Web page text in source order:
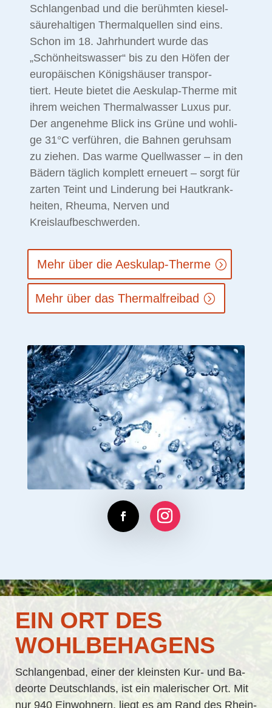
Schlan­gen­bad und die be­rühm­ten kie­sel­
säu­re­hal­ti­gen Ther­mal­quel­len sind eins.
Schon im 18. Jahr­hun­dert wur­de das
„Schön­heits­was­ser“ bis zu den Hö­fen der
eu­ro­päi­schen Kö­nigs­häu­ser trans­por­
tiert. Heu­te bie­tet die Aes­ku­lap-Ther­me mit
ih­rem wei­chen Ther­mal­was­ser Lu­xus pur.
Der an­ge­neh­me Blick ins Grü­ne und woh­li­
ge 31°C ver­füh­ren, die Bah­nen ge­ruh­sam
zu zie­hen. Das war­me Quell­was­ser – in den
Bä­dern täg­lich kom­plett er­neu­ert – sorgt für
zar­ten Teint und Lin­de­rung bei Haut­krank­
hei­ten, Rheu­ma, Ner­ven und
Kreislaufbeschwerden.
Mehr über die Aeskulap-Therme
Mehr über das Thermalfreibad
EIN ORT DES
WOHLBEHAGENS
Schlan­gen­bad, ei­ner der kleins­ten Kur- und Ba­
de­or­te Deutsch­lands, ist ein ma­le­ri­scher Ort. Mit
nur 940 Ein­woh­nern, liegt es am Rand des Rhein-